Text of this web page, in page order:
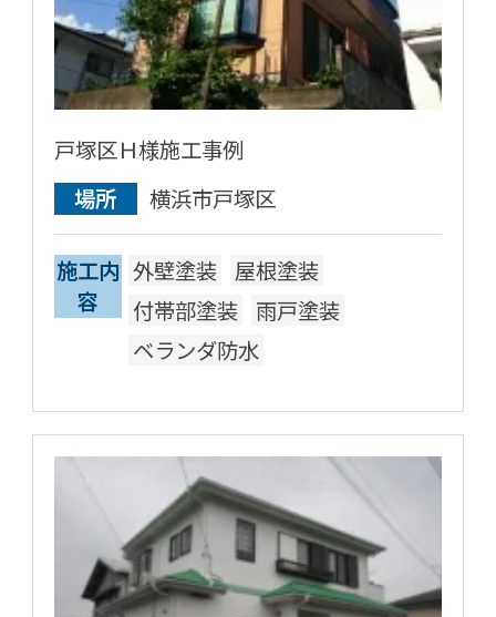
戸塚区Ｈ様施工事例
場所
横浜市戸塚区
施工内
容
外壁塗装
屋根塗装
付帯部塗装
雨戸塗装
ベランダ防水